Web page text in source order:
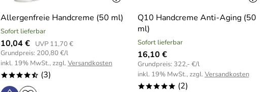
Allergenfreie Handcreme (50 ml)
Sofort lieferbar
10,04 €
UVP 11,70 €
Grundpreis: 200,80 €/l
inkl. 19% MwSt., zzgl. Versandkosten
****/ (3)
Q10 Handcreme Anti-Aging (50
ml)
Sofort lieferbar
16,10 €
Grundpreis: 322,- €/l
inkl. 19% MwSt., zzgl. Versandkosten
***** (2)